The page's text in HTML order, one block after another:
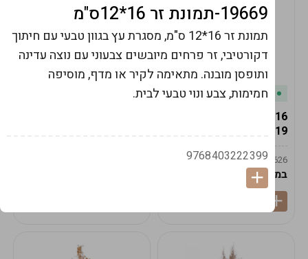
במלאי
19ס"מ -קרם
9009492379626
במארז6
19669-תמונת זר 16*12ס"מ
תמונת זר 16*12 ס"מ, מסגרת עץ בגוון טבעי עם חיתוך
דקורטיבי, זר פרחים מיובשים צבעוני עם נוצה עדינה
ותופסן מובנה. מתאימה לקיר או מדף, מוסיפה
חמימות, צבע ונוי טבעי לבית.
9768403222399